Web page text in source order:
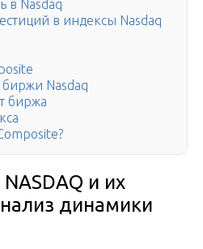
в Nasdaq
в индексы Nasdaq
биржи Nasdaq
биржа
и их
динамики